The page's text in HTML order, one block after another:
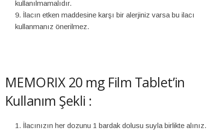
kullanılmamalıdır.
İlacın etken maddesine karşı bir alerjiniz varsa bu ilacı
kullanmanız önerilmez.
MEMORIX 20 mg Film Tablet’in
Kullanım Şekli :
İlacınızın her dozunu 1 bardak dolusu suyla birlikte alınız.